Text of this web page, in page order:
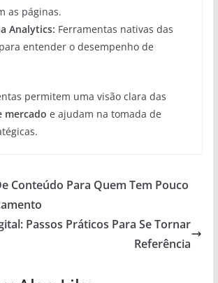
as páginas.
Analytics: Ferramentas nativas das
entender o desempenho de
permitem uma visão clara das
mercado e ajudam na tomada de
Conteúdo Para Quem Tem Pouco
Passos Práticos Para Se Tornar
Referência